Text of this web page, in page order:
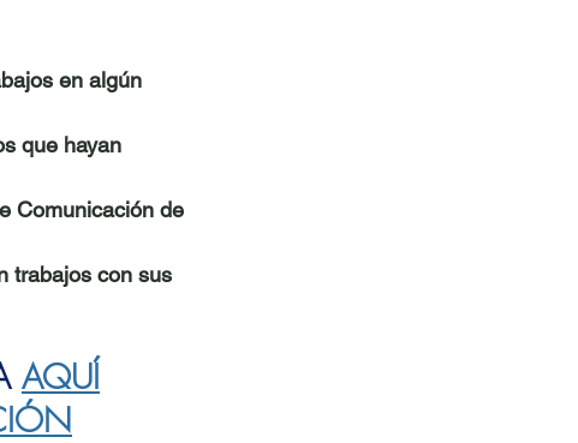
en algún
que hayan
Comunicación de
trabajos con sus
AQUÍ